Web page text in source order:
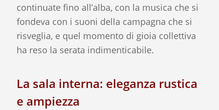
continuate fino all’alba, con la musica che si
fondeva con i suoni della campagna che si
risveglia, e quel momento di gioia collettiva
ha reso la serata indimenticabile.
La sala interna: eleganza rustica
e ampiezza